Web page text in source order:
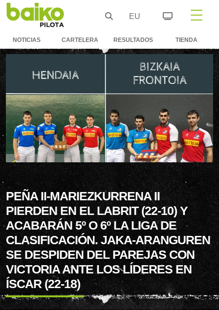
EU
NOTICIAS CARTELERA RESULTADOS TIENDA
PEÑA II-MARIEZKURRENA II
PIERDEN EN EL LABRIT (22-10) Y
ACABARÁN 5º O 6º LA LIGA DE
CLASIFICACIÓN. JAKA-ARANGUREN
SE DESPIDEN DEL PAREJAS CON
VICTORIA ANTE LOS LÍDERES EN
ÍSCAR (22-18)